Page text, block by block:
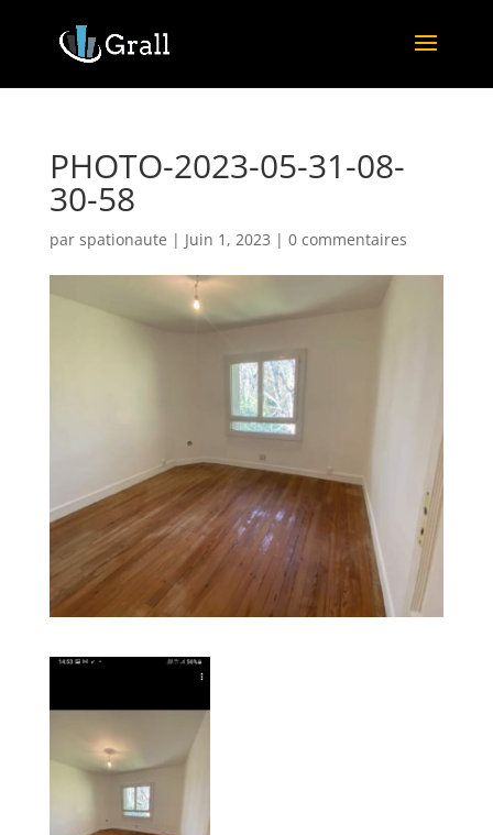
PHOTO-2023-05-31-08-
30-58
par spationaute | Juin 1, 2023 | 0 commentaires